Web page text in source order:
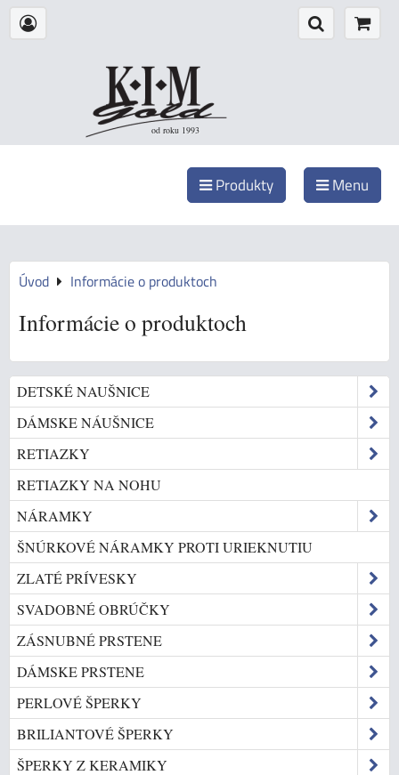
od roku 1993
Produkty Menu
Úvod Informácie o produktoch
Informácie o produktoch
DETSKÉ NAUŠNICE
DÁMSKE NÁUŠNICE
RETIAZKY
RETIAZKY NA NOHU
NÁRAMKY
ŠNÚRKOVÉ NÁRAMKY PROTI URIEKNUTIU
ZLATÉ PRÍVESKY
SVADOBNÉ OBRÚČKY
ZÁSNUBNÉ PRSTENE
DÁMSKE PRSTENE
PERLOVÉ ŠPERKY
BRILIANTOVÉ ŠPERKY
ŠPERKY Z KERAMIKY